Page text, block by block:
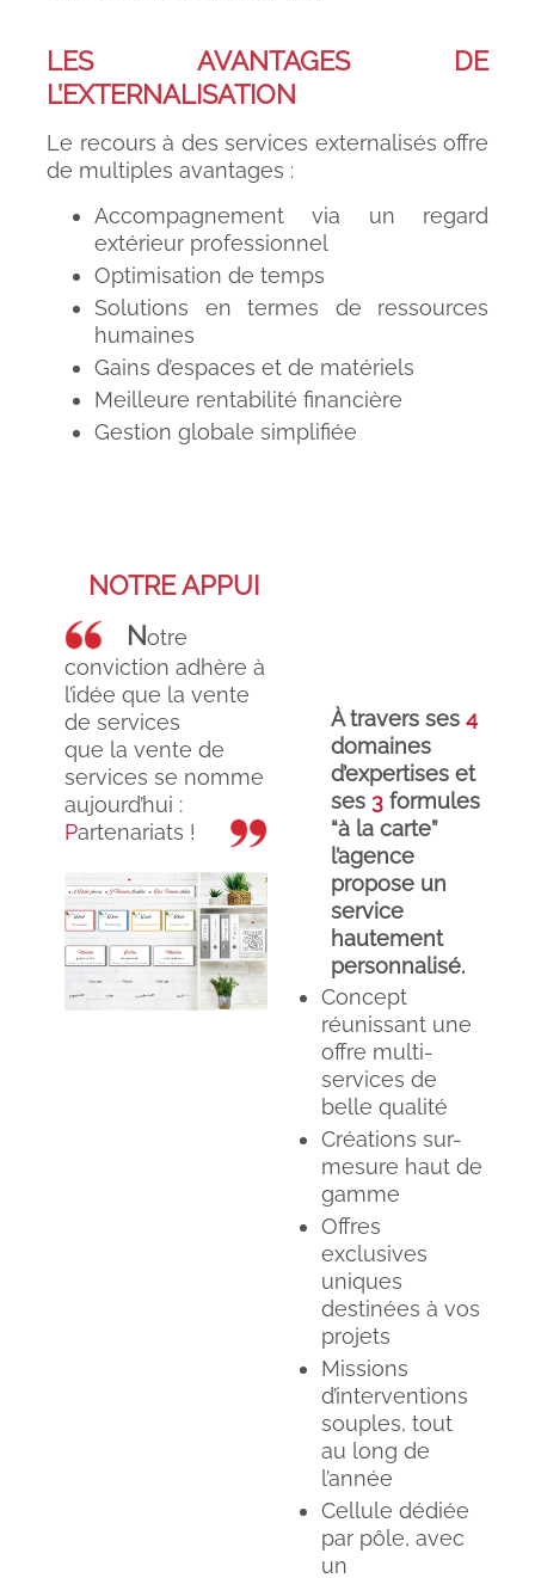
LES AVANTAGES DE
L’EXTERNALISATION
Le recours à des services externalisés offre
de multiples avantages :
Accompagnement via un regard
extérieur professionnel
Optimisation de temps
Solutions en termes de ressources
humaines
Gains d’espaces et de matériels
Meilleure rentabilité financière
Gestion globale simplifiée
NOTRE APPUI
Notre
conviction adhère à
l’idée que la vente
de services
que la vente de
services se nomme
aujourd’hui :
Partenariats !
À travers ses 4
domaines
d’expertises et
ses 3 formules
“à la carte”
l’agence
propose un
service
hautement
personnalisé.
Concept
réunissant une
offre multi-
services de
belle qualité
Créations sur-
mesure haut de
gamme
Offres
exclusives
uniques
destinées à vos
projets
Missions
d’interventions
souples, tout
au long de
l’année
Cellule dédiée
par pôle, avec
un